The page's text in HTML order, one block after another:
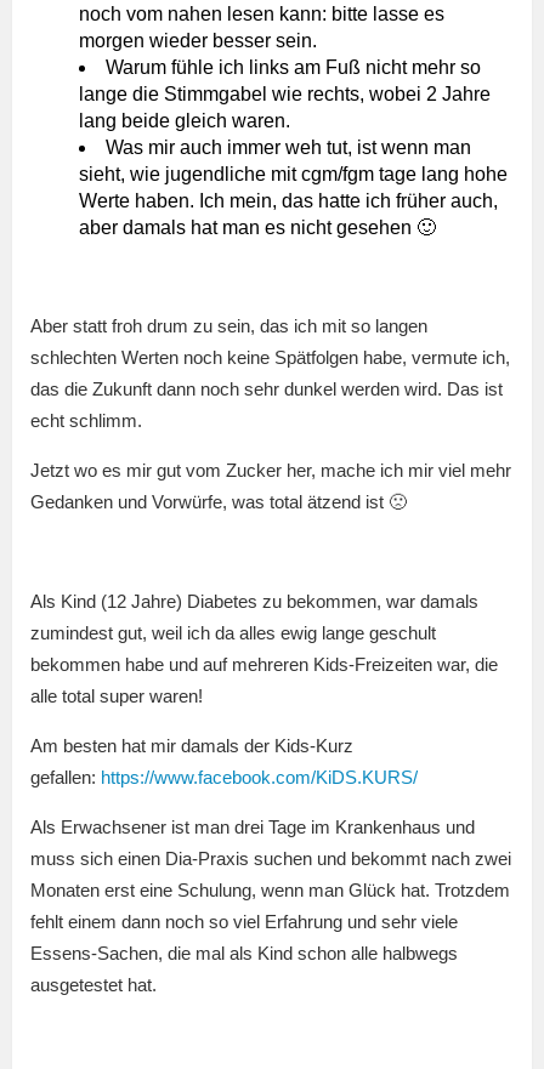
noch vom nahen lesen kann: bitte lasse es
morgen wieder besser sein.
Warum fühle ich links am Fuß nicht mehr so
lange die Stimmgabel wie rechts, wobei 2 Jahre
lang beide gleich waren.
Was mir auch immer weh tut, ist wenn man
sieht, wie jugendliche mit cgm/fgm tage lang hohe
Werte haben. Ich mein, das hatte ich früher auch,
aber damals hat man es nicht gesehen 🙂
Aber statt froh drum zu sein, das ich mit so langen
schlechten Werten noch keine Spätfolgen habe, vermute ich,
das die Zukunft dann noch sehr dunkel werden wird. Das ist
echt schlimm.
Jetzt wo es mir gut vom Zucker her, mache ich mir viel mehr
Gedanken und Vorwürfe, was total ätzend ist 🙁
Als Kind (12 Jahre) Diabetes zu bekommen, war damals
zumindest gut, weil ich da alles ewig lange geschult
bekommen habe und auf mehreren Kids-Freizeiten war, die
alle total super waren!
Am besten hat mir damals der Kids-Kurz
gefallen: https://www.facebook.com/KiDS.KURS/
Als Erwachsener ist man drei Tage im Krankenhaus und
muss sich einen Dia-Praxis suchen und bekommt nach zwei
Monaten erst eine Schulung, wenn man Glück hat. Trotzdem
fehlt einem dann noch so viel Erfahrung und sehr viele
Essens-Sachen, die mal als Kind schon alle halbwegs
ausgetestet hat.